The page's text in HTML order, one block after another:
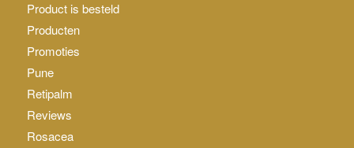
Product is besteld
Producten
Promoties
Pune
Retipalm
Reviews
Rosacea